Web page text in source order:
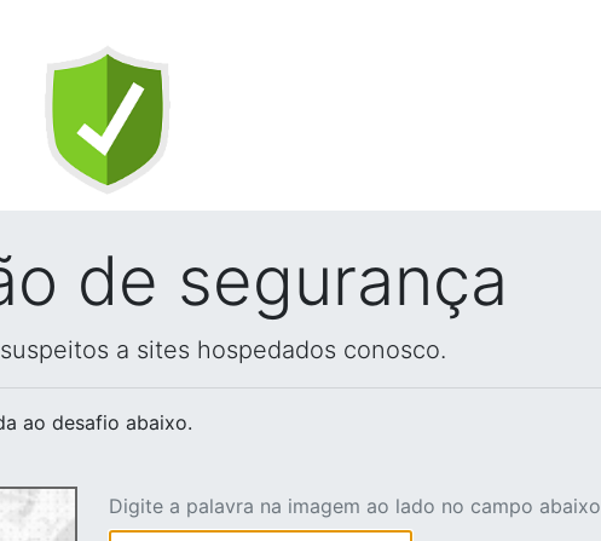
de segurança
a sites hospedados conosco.
ao desafio abaixo.
Digite a palavra na imagem ao lado no campo abaixo